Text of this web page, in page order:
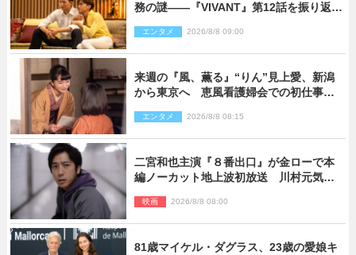
務の謎――『VIVANT』第12話を振り返
エンタメ 2026/8/8 09:00
来週の『風、薫る』“りん”見上愛、新潟
から東京へ 恵風看護婦会での初仕事に
エンタメ 2026/8/8 08:15
二宮和也主演『８番出口』が金ローで本
編ノーカット地上波初放送 川村元気監
映画 2026/8/8 08:00
81歳マイケル・ダグラス、23歳の愛娘キ